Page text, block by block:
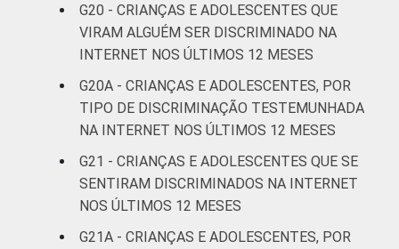
G20 - CRIANÇAS E ADOLESCENTES QUE
VIRAM ALGUÉM SER DISCRIMINADO NA
INTERNET NOS ÚLTIMOS 12 MESES
G20A - CRIANÇAS E ADOLESCENTES, POR
TIPO DE DISCRIMINAÇÃO TESTEMUNHADA
NA INTERNET NOS ÚLTIMOS 12 MESES
G21 - CRIANÇAS E ADOLESCENTES QUE SE
SENTIRAM DISCRIMINADOS NA INTERNET
NOS ÚLTIMOS 12 MESES
G21A - CRIANÇAS E ADOLESCENTES, POR